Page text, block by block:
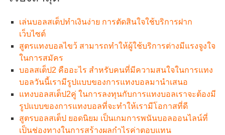
เล่นบอลสเต็ปทำเงินง่าย การตัดสินใจใช้บริการฝาก
เว็บไซต์
สูตรแทงบอลไขว้ สามารถทำให้ผู้ใช้บริการต่างมีแรงจูงใจ
ในการสมัคร
บอลสเต็ป2 คืออะไร สำหรับคนที่มีความสนใจในการแทง
บอลวันนี้เรามีรูปแบบของการแทงบอลมานำเสนอ
แทงบอลสเต็ป2คู่ ในการลงทุนกับการแทงบอลเราจะต้องมี
รูปแบบของการแทงบอลที่จะทำให้เรามีโอกาสที่ดี
สูตรบอลสเต็ป ยอดนิยม เป็นเกมการพนันบอลออนไลน์ที่
เป็นช่องทางในการสร้างผลกำไรค่าตอบแทน